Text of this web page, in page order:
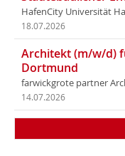
HafenCity Universität
18.07.2026
Architekt (m/w/d)
Dortmund
farwickgrote partner
14.07.2026